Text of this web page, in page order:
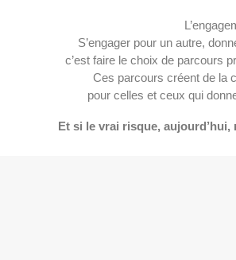
S’engager pour un autre,
c’est faire le choix de parcours
Ces parcours créent de la
pour celles et ceux qui
Et si le vrai risque,